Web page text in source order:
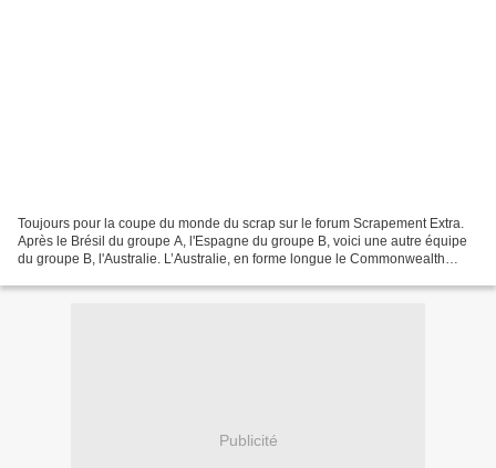
Toujours pour la coupe du monde du scrap sur le forum Scrapement Extra.
Après le Brésil du groupe A, l'Espagne du groupe B, voici une autre équipe
du groupe B, l'Australie. L’Australie, en forme longue le Commonwealth
Publicité